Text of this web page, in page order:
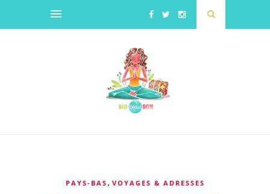
PAYS-BAS , VOYAGES & ADRESSES